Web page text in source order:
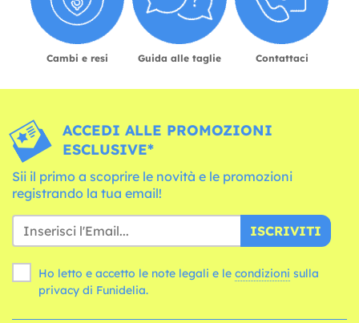
Cambi e resi Guida alle taglie Contattaci
ACCEDI ALLE PROMOZIONI
ESCLUSIVE*
Sii il primo a scoprire le novità e le promozioni
registrando la tua email!
ISCRIVITI
Ho letto e accetto le note legali e le condizioni
privacy di Funidelia.